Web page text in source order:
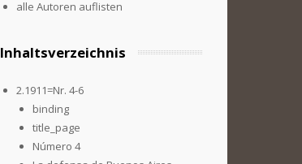
alle Autoren auflisten
Inhaltsverzeichnis
2.1911=Nr. 4-6
binding
title_page
Número 4